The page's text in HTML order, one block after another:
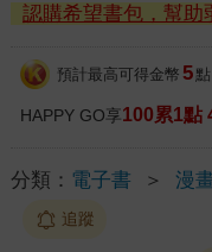
認購希望書包，幫助
預計最高可得金幣 5 點
HAPPY GO享100累1點
分類： 電子書 ＞ 漫
追蹤